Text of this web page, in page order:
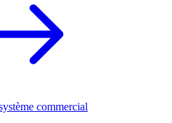
commercial